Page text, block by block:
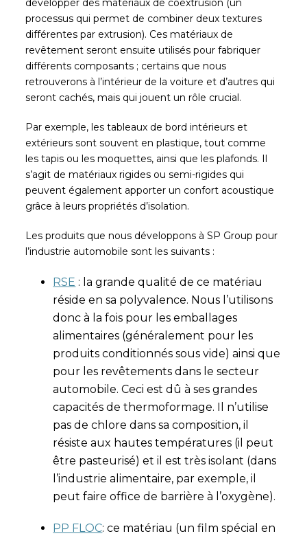
développer des matériaux de coextrusion (un
processus qui permet de combiner deux textures
différentes par extrusion). Ces matériaux de
revêtement seront ensuite utilisés pour fabriquer
différents composants ; certains que nous
retrouverons à l’intérieur de la voiture et d’autres qui
seront cachés, mais qui jouent un rôle crucial.
Par exemple, les tableaux de bord intérieurs et
extérieurs sont souvent en plastique, tout comme
les tapis ou les moquettes, ainsi que les plafonds. Il
s’agit de matériaux rigides ou semi-rigides qui
peuvent également apporter un confort acoustique
grâce à leurs propriétés d’isolation.
Les produits que nous développons à SP Group pour
l’industrie automobile sont les suivants :
RSE : la grande qualité de ce matériau
réside en sa polyvalence. Nous l’utilisons
donc à la fois pour les emballages
alimentaires (généralement pour les
produits conditionnés sous vide) ainsi que
pour les revêtements dans le secteur
automobile. Ceci est dû à ses grandes
capacités de thermoformage. Il n’utilise
pas de chlore dans sa composition, il
résiste aux hautes températures (il peut
être pasteurisé) et il est très isolant (dans
l’industrie alimentaire, par exemple, il
peut faire office de barrière à l’oxygène).
PP FLOC: ce matériau (un film spécial en